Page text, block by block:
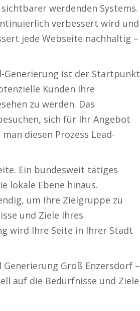
werdenden Systems.
verbessert wird und
jede Webseite nachhaltig –
Generierung ist der Startpunkt
Kunden Ihre
zu werden. Das
sich für Ihr Angebot
diesen Prozess Lead-
Ein bundesweit tätiges
lokale Ebene hinaus.
um Ihre Zielgruppe zu
und Ziele Ihres
wird Ihre Seite in Ihrer Stadt
Groß Enzersdorf –
auf die Bedürfnisse und Ziele